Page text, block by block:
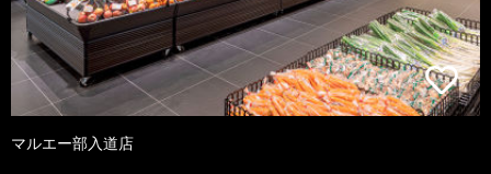
マルエー部入道店